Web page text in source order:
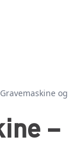
gravemaskine og
–